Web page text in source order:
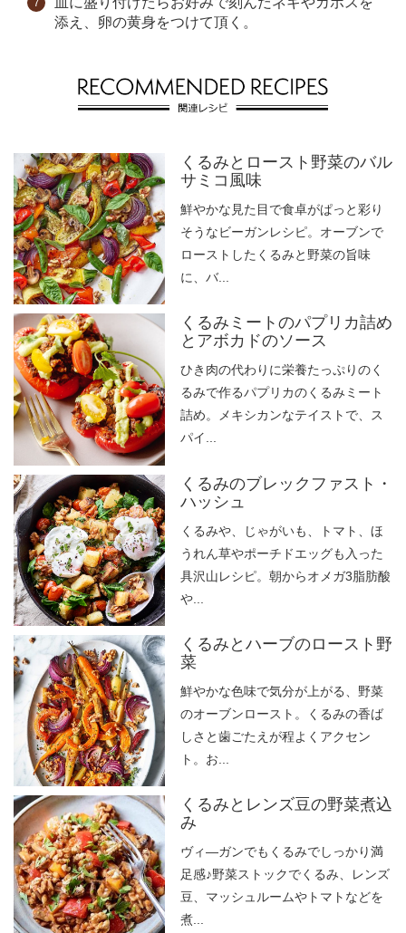
添え、卵の黄身をつけて頂く。
くるみとロースト野菜のバル
サミコ風味
鮮やかな見た目で食卓がぱっと彩り
そうなビーガンレシピ。オーブンで
ローストしたくるみと野菜の旨味
に、バ...
くるみミートのパプリカ詰め
とアボカドのソース
ひき肉の代わりに栄養たっぷりのく
るみで作るパプリカのくるみミート
詰め。メキシカンなテイストで、ス
パイ...
くるみのブレックファスト・
ハッシュ
くるみや、じゃがいも、トマト、ほ
うれん草やポーチドエッグも入った
具沢山レシピ。朝からオメガ3脂肪酸
や...
くるみとハーブのロースト野
菜
鮮やかな色味で気分が上がる、野菜
のオーブンロースト。くるみの香ば
しさと歯ごたえが程よくアクセン
ト。お...
くるみとレンズ豆の野菜煮込
み
ヴィ―ガンでもくるみでしっかり満
足感♪野菜ストックでくるみ、レンズ
豆、マッシュルームやトマトなどを
煮...